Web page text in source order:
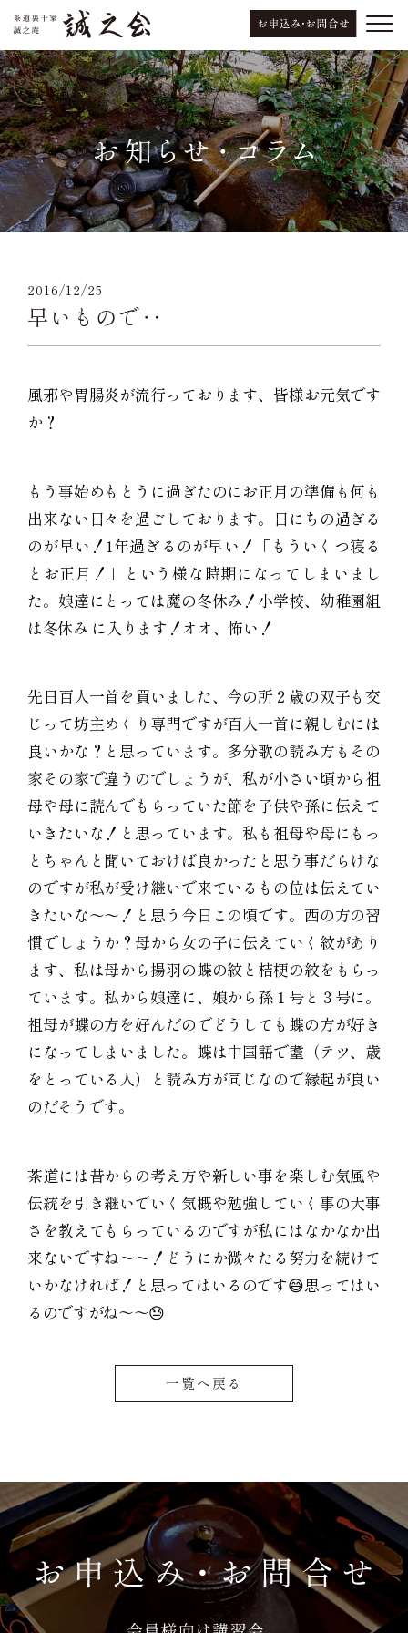
2016/12/25
早いもので‥
風邪や胃腸炎が流行っております、皆様お元気です
か？
もう事始めもとうに過ぎたのにお正月の準備も何も
出来ない日々を過ごしております。日にちの過ぎる
のが早い！1年過ぎるのが早い！「もういくつ寝る
とお正月！」という様な時期になってしまいまし
た。娘達にとっては魔の冬休み！小学校、幼稚園組
は冬休み に入ります！オオ、怖い！
先日百人一首を買いました、今の所２歳の双子も交
じって坊主めくり専門ですが百人一首に親しむには
良いかな？と思っています。多分歌の読み方もその
家その家で違うのでしょうが、私が小さい頃から祖
母や母に読んでもらっていた節を子供や孫に伝えて
いきたいな！と思っています。私も祖母や母にもっ
とちゃんと聞いておけば良かったと思う事だらけな
のですが私が受け継いで来ているもの位は伝えてい
きたいな〜〜！と思う今日この頃です。西の方の習
慣でしょうか？母から女の子に伝えていく紋があり
ます、私は母から揚羽の蝶の紋と桔梗の紋をもらっ
ています。私から娘達に、娘から孫１号と３号に。
祖母が蝶の方を好んだのでどうしても蝶の方が好き
になってしまいました。蝶は中国語で耋（テツ、歳
をとっている人）と読み方が同じなので縁起が良い
のだそうです。
茶道には昔からの考え方や新しい事を楽しむ気風や
伝統を引き継いでいく気概や勉強していく事の大事
さを教えてもらっているのですが私にはなかなか出
来ないですね〜〜！どうにか微々たる努力を続けて
いかなければ！と思ってはいるのです😅思ってはい
るのですがね〜〜😓